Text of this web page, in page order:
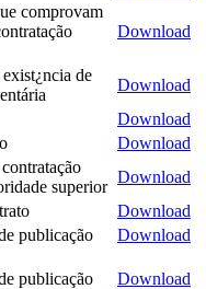
comprovam
Download
de
Download
Download
Download
superior
Download
Download
publicação
Download
publicação Download